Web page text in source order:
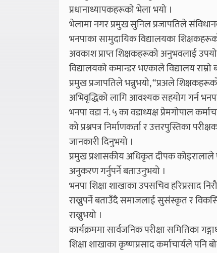
प्रधानाध्यापकहरूको भेला भयो ।
भेलामा नगर प्रमुख सुनिल प्रजापतिले
भनपाका सामुदायिक विद्यालयका
अवकाश प्राप्त शिक्षकहरूको अनुभवलाई
विद्यालयको कमान्डर भएकाले विद्यालय
प्रमुख प्रजापतिले भन्नुभयो, “प्रअले
अभिवृद्धिको लागि आवश्यक सहयोग गर्न
भनपा वडा नं. ५ का वडाध्यक्ष प्रेमगोपाल
को प्रश्नपत्र निर्माणकर्ता र उत्तरपुस्तिका
जानकारी दिनुभयो ।
प्रमुख प्रशासकीय अधिकृत दीपक
अनुकरण गर्नुपर्ने बताउनुभयो ।
भनपा शिक्षा शाखाका उपसचिव हरिप्रसाद
राख्नुपर्ने बताउँदै समाजलाई सुसंस्कृत र
राख्नुभयो ।
कार्यक्रममा सार्वजनिक परीक्षा समितिका
शिक्षा शाखाका कृष्णप्रसाद कर्माचार्यले पनि